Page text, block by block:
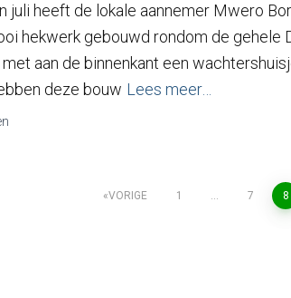
juli heeft de lokale aannemer Mwero
hekwerk gebouwd rondom de gehele
aan de binnenkant een
deze bouw Lees meer…
VORIGE 1 … 7 8